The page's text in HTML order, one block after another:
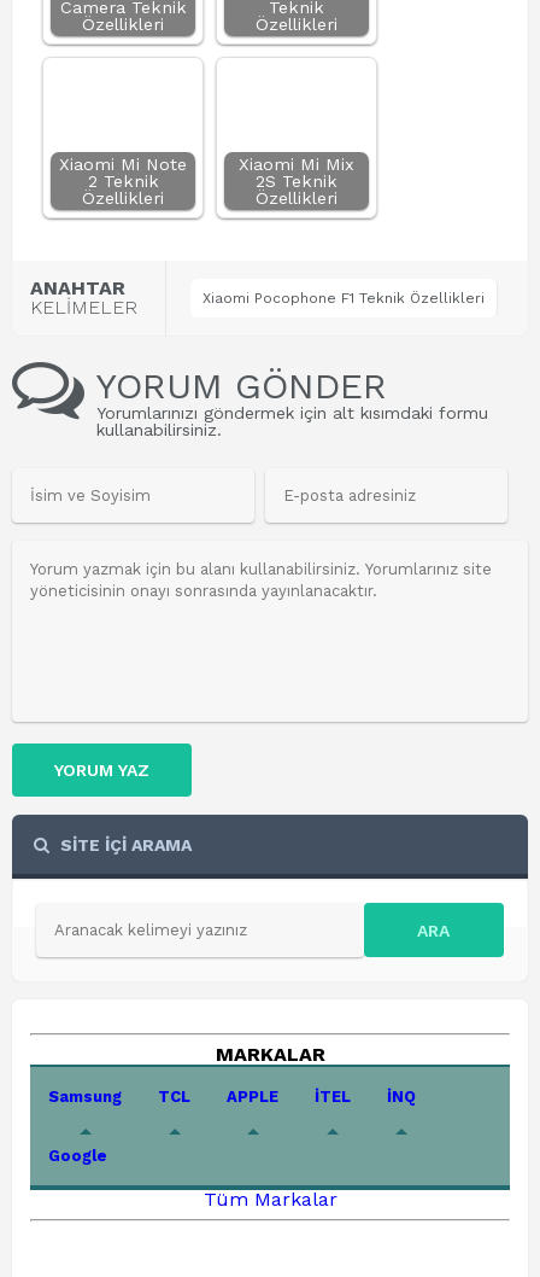
Camera Teknik
Özellikleri
Teknik
Özellikleri
Xiaomi Mi Note
2 Teknik
Özellikleri
Xiaomi Mi Mix
2S Teknik
Özellikleri
ANAHTAR
KELİMELER
Xiaomi Pocophone F1 Teknik Özellikleri
YORUM GÖNDER
Yorumlarınızı göndermek için alt kısımdaki formu
kullanabilirsiniz.
YORUM YAZ
SİTE İÇİ ARAMA
ARA
MARKALAR
Samsung TCL APPLE İTEL İNQ
Google
Tüm Markalar